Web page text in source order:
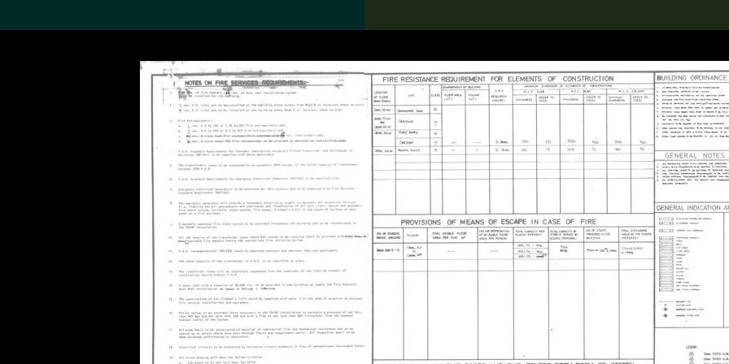
搜索M+藏品 Search the Collection
19,052个结果
关于M+藏品
探索世界顶级的二十及二十
一世纪视觉文化藏品。